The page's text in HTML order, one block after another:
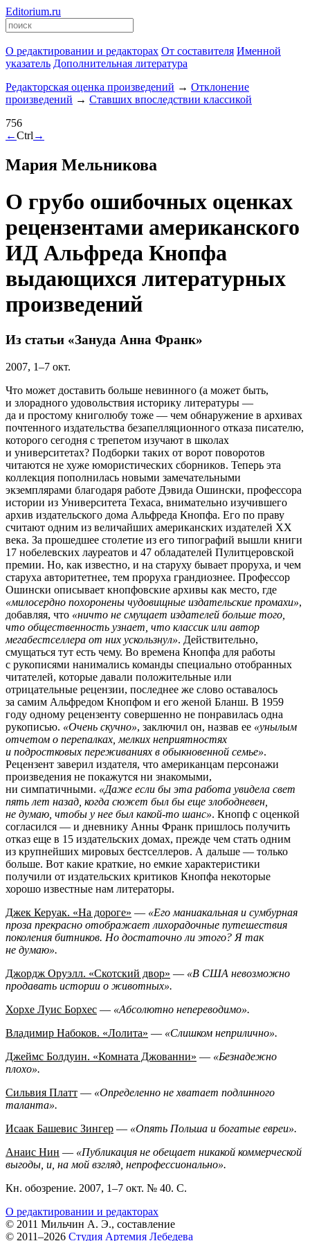
Editorium.ru
О редактировании и редакторах От составителя Именной
указатель Дополнительная литература
Редакторская оценка произведений → Отклонение
произведений → Ставших впоследствии классикой
756
←Ctrl →
Мария Мельникова
О грубо ошибочных оценках
рецензентами американского
ИД Альфреда Кнопфа
выдающихся литературных
произведений
Из статьи «Зануда Анна Франк»
2007, 1–7 окт.
Что может доставить больше невинного (а может быть,
и злорадного удовольствия историку литературы —
да и простому книголюбу тоже — чем обнаружение в архивах
почтенного издательства безапелляционного отказа писателю,
которого сегодня с трепетом изучают в школах
и университетах? Подборки таких от ворот поворотов
читаются не хуже юмористических сборников. Теперь эта
коллекция пополнилась новыми замечательными
экземплярами благодаря работе Дэвида Ошински, профессора
истории из Университета Техаса, внимательно изучившего
архив издательского дома Альфреда Кнопфа. Его по праву
считают одним из величайших американских издателей ХХ
века. За прошедшее столетие из его типографий вышли книги
17 нобелевских лауреатов и 47 обладателей Пулитцеровской
премии. Но, как известно, и на старуху бывает проруха, и чем
старуха авторитетнее, тем проруха грандиознее. Профессор
Ошински описывает кнопфовские архивы как место, где
«милосердно похоронены чудовищные издательские промахи»,
добавляя, что «ничто не смущает издателей больше того,
что общественность узнает, что классик или автор
мегабестселлера от них ускользнул». Действительно,
смущаться тут есть чему. Во времена Кнопфа для работы
с рукописями нанимались команды специально отобранных
читателей, которые давали положительные или
отрицательные рецензии, последнее же слово оставалось
за самим Альфредом Кнопфом и его женой Бланш. В 1959
году одному рецензенту совершенно не понравилась одна
рукописью. «Очень скучно», заключил он, назвав ее «унылым
отчетом о перепалках, мелких неприятностях
и подростковых переживаниях в обыкновенной семье».
Рецензент заверил издателя, что американцам персонажи
произведения не покажутся ни знакомыми,
ни симпатичными. «Даже если бы эта работа увидела свет
пять лет назад, когда сюжет был бы еще злободневен,
не думаю, чтобы у нее был какой-то шанс». Кнопф с оценкой
согласился — и дневнику Анны Франк пришлось получить
отказ еще в 15 издательских домах, прежде чем стать одним
из крупнейших мировых бестселлеров. А дальше — только
больше. Вот какие краткие, но емкие характеристики
получили от издательских критиков Кнопфа некоторые
хорошо известные нам литераторы.
Джек Керуак. «На дороге» — «Его маниакальная и сумбурная
проза прекрасно отображает лихорадочные путешествия
поколения битников. Но достаточно ли этого? Я так
не думаю».
Джордж Оруэлл. «Скотский двор» — «В США невозможно
продавать истории о животных».
Хорхе Луис Борхес — «Абсолютно непереводимо».
Владимир Набоков. «Лолита» — «Слишком неприлично».
Джеймс Болдуин. «Комната Джованни» — «Безнадежно
плохо».
Сильвия Платт — «Определенно не хватает подлинного
таланта».
Исаак Башевис Зингер — «Опять Польша и богатые евреи».
Анаис Нин — «Публикация не обещает никакой коммерческой
выгоды, и, на мой взгляд, непрофессионально».
Кн. обозрение. 2007, 1–7 окт. № 40. С.
О редактировании и редакторах
© 2011 Мильчин А. Э., составление
© 2011–2026 Студия Артемия Лебедева